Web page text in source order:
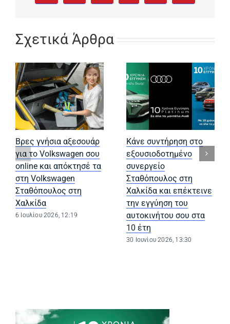
Σχετικά Άρθρα
Βρες γνήσια αξεσουάρ
για το Volkswagen σου
online και απόκτησέ τα
στη Volkswagen
Σταθόπουλος στη
Χαλκίδα
6 Ιουλίου 2026, 12:19
Κάνε συντήρηση στο
εξουσιοδοτημένο
συνεργείο
Σταθόπουλος στη
Χαλκίδα και επέκτεινε
την εγγύηση του
αυτοκινήτου σου στα
10 έτη
30 Ιουνίου 2026, 13:30
(opens in a new tab)